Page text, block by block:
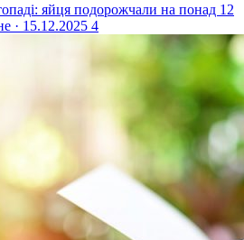
яйця подорожчали на понад 12
· 15.12.2025 4